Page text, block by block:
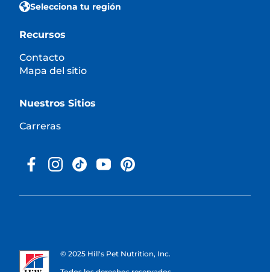
Selecciona tu región
Recursos
Contacto
Mapa del sitio
Nuestros Sitios
Carreras
© 2025 Hill's Pet Nutrition, Inc.